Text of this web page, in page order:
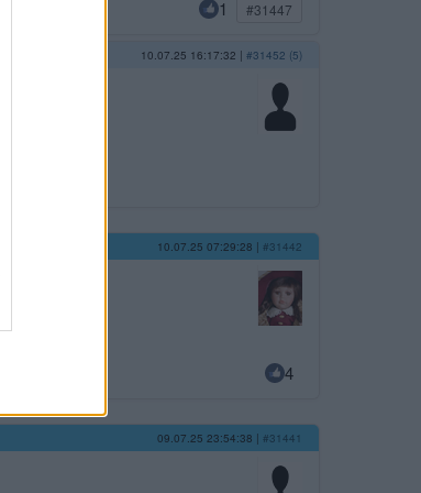
1 #31447
10.07.25 16:17:32 | #31452 (5)
10.07.25 07:29:28 | #31442
4
09.07.25 23:54:38 | #31441